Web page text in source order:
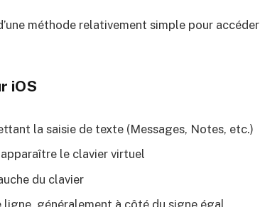
méthode relativement simple pour accéder
iOS
la saisie de texte (Messages, Notes, etc.)
le clavier virtuel
du clavier